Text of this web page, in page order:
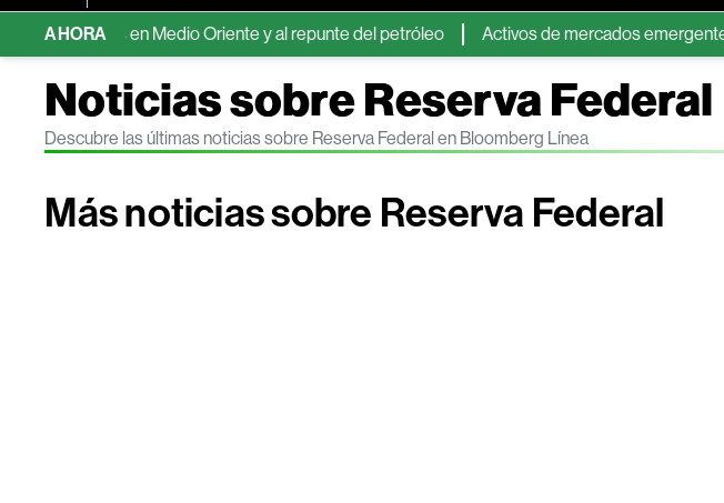
AHORAen Medio Oriente y al repunte del petróleo Activos de mercados emergentes
Noticias sobre Reserva Federal
Descubre las últimas noticias sobre Reserva Federal en Bloomberg Línea
Más noticias sobre Reserva Federal